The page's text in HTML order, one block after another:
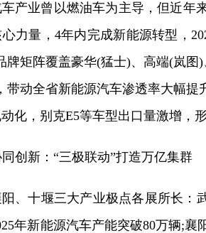
产业曾以燃油车为主导，但近年
力量，4年内完成新能源转型，
牌矩阵覆盖豪华(猛士)、高端(岚
带动全省新能源汽车渗透率大幅
化，别克E5等车型出口量激增，
创新：“三极联动”打造万亿集群
、十堰三大产业极点各展所长：
年新能源汽车产能突破80万辆;